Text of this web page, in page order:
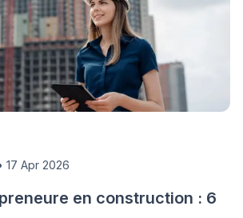
17 Apr 2026
en construction : 6